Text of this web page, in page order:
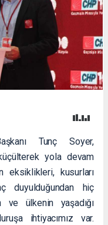
Tunç Soyer,
yola devam
eksiklikleri, kusurları
duyulduğundan hiç
ve ülkenin yaşadığı
ihtiyacımız var.